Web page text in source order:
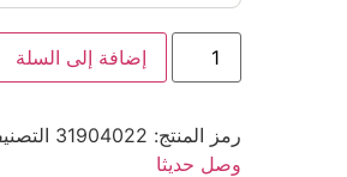
إضافة إلى السلة
رمز المنتج: 31904022
وصل حديثا